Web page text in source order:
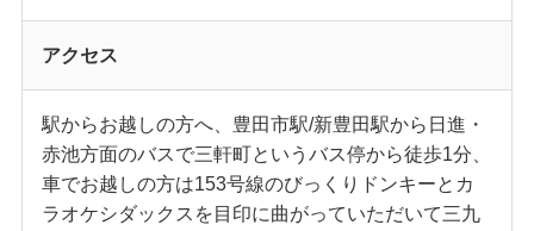
アクセス
駅からお越しの方へ、豊田市駅/新豊田駅から日進・
赤池方面のバスで三軒町というバス停から徒歩1分、
車でお越しの方は153号線のびっくりドンキーとカ
ラオケシダックスを目印に曲がっていただいて三九